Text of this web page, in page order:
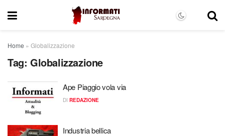
Home » Globalizzazione
Tag: Globalizzazione
Ape Piaggio vola via
DI REDAZIONE
Industria bellica